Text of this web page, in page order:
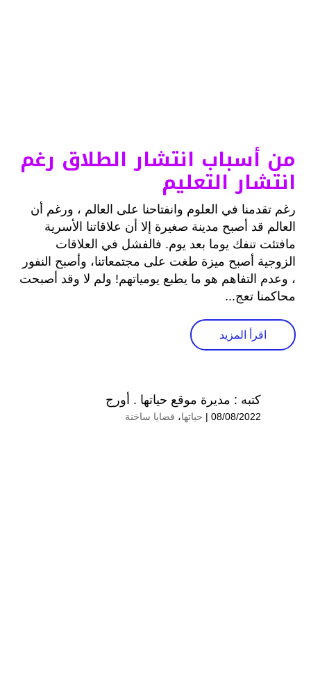
من أسباب انتشار الطلاق رغم
انتشار التعليم
رغم تقدمنا في العلوم وانفتاحنا على العالم ، ورغم أن
العالم قد أصبح مدينة صغيرة إلا أن علاقاتنا الأسرية
مافتئت تنفك يوما بعد يوم. فالفشل في العلاقات
الزوجية أصبح ميزة طغت على مجتمعاتنا، وأصبح النفور
، وعدم التفاهم هو ما يطبع يومياتهم! ولم لا وقد أصبحت
محاكمنا تعج...
اقرأ المزيد
كتبه : مديرة موقع حياتها . أورج
08/08/2022 | حياتها، قضايا ساخنة